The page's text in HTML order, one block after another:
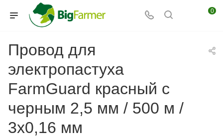
0
Провод для
электропастуха
FarmGuard красный с
черным 2,5 мм / 500 м /
3х0,16 мм